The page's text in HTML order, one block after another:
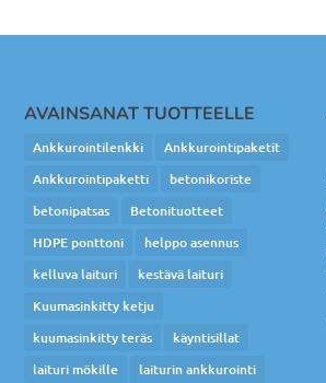
AVAINSANAT TUOTTEELLE
Ankkurointilenkki
Ankkurointipaketit
Ankkurointipaketti
betonikoriste
betonipatsas
Betonituotteet
HDPE ponttoni
helppo asennus
kelluva laituri
kestävä laituri
Kuumasinkitty ketju
kuumasinkitty teräs
käyntisillat
laituri mökille
laiturin ankkurointi